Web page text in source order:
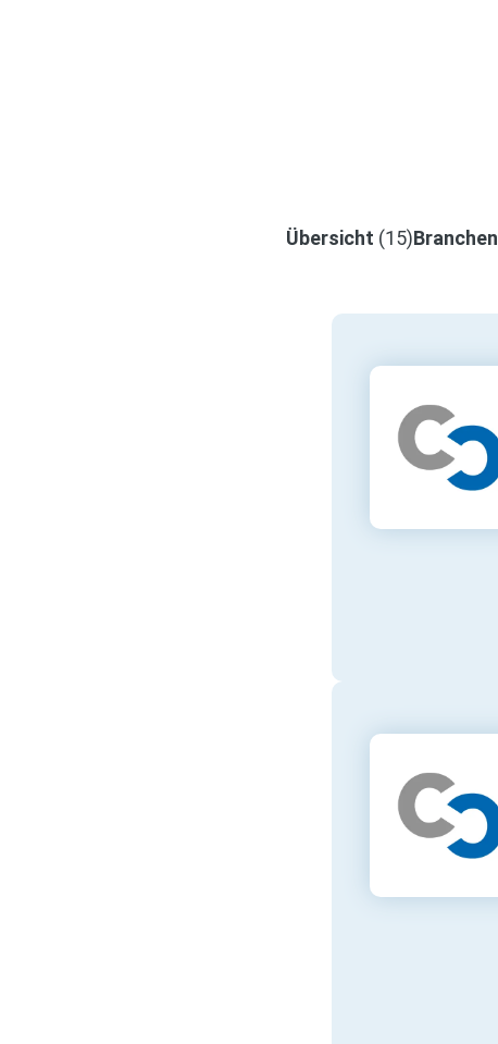
Übersicht (15) Branchen